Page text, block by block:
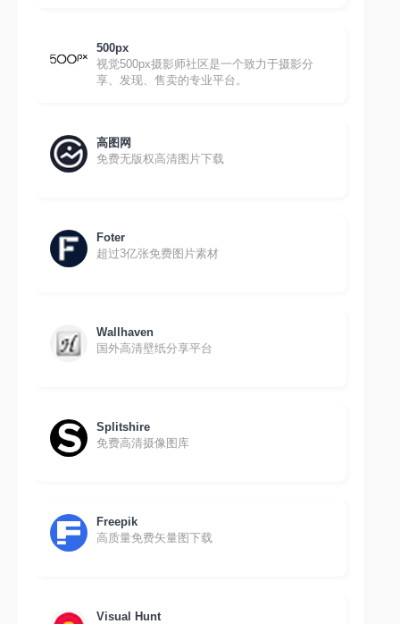
500px
视觉500px摄影师社区是一个致力于摄影分
享、发现、售卖的专业平台。
高图网
免费无版权高清图片下载
Foter
超过3亿张免费图片素材
Wallhaven
国外高清壁纸分享平台
Splitshire
免费高清摄像图库
Freepik
高质量免费矢量图下载
Visual Hunt